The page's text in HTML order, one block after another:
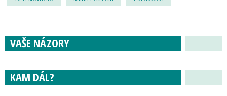
VAŠE NÁZORY
KAM DÁL?